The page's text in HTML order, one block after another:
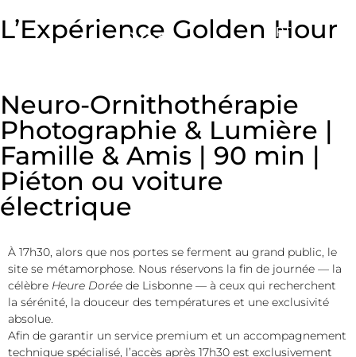
PT
L’Expérience Golden Hour
Neuro-Ornithothérapie
Photographie & Lumière |
Famille & Amis | 90 min |
Piéton ou voiture
électrique
À 17h30, alors que nos portes se ferment au grand public, le
site se métamorphose. Nous réservons la fin de journée — la
célèbre Heure Dorée de Lisbonne — à ceux qui recherchent
la sérénité, la douceur des températures et une exclusivité
absolue.
Afin de garantir un service premium et un accompagnement
technique spécialisé, l’accès après 17h30 est exclusivement